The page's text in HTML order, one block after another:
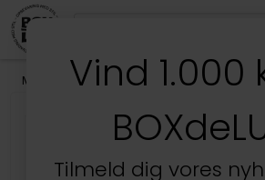
Mærker Aykasa Foldekasser
Vind 1.000
Tilmeld dig vores